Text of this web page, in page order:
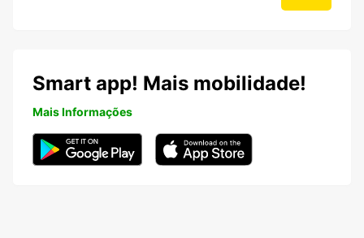
Smart app! Mais mobilidade!
Mais Informações